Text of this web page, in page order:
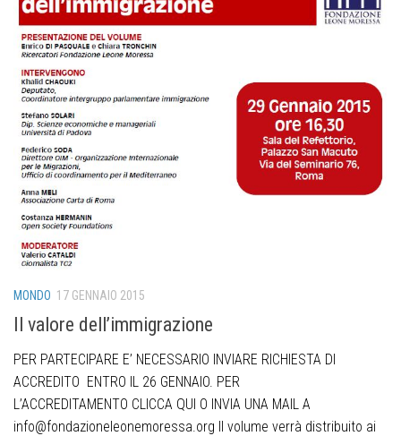
MONDO 17 GENNAIO 2015
Il valore dell’immigrazione
PER PARTECIPARE E’ NECESSARIO INVIARE RICHIESTA DI
ACCREDITO ENTRO IL 26 GENNAIO. PER
L’ACCREDITAMENTO CLICCA QUI O INVIA UNA MAIL A
info@fondazioneleonemoressa.org Il volume verrà distribuito ai